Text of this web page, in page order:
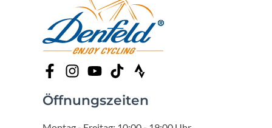
Öffnungszeiten